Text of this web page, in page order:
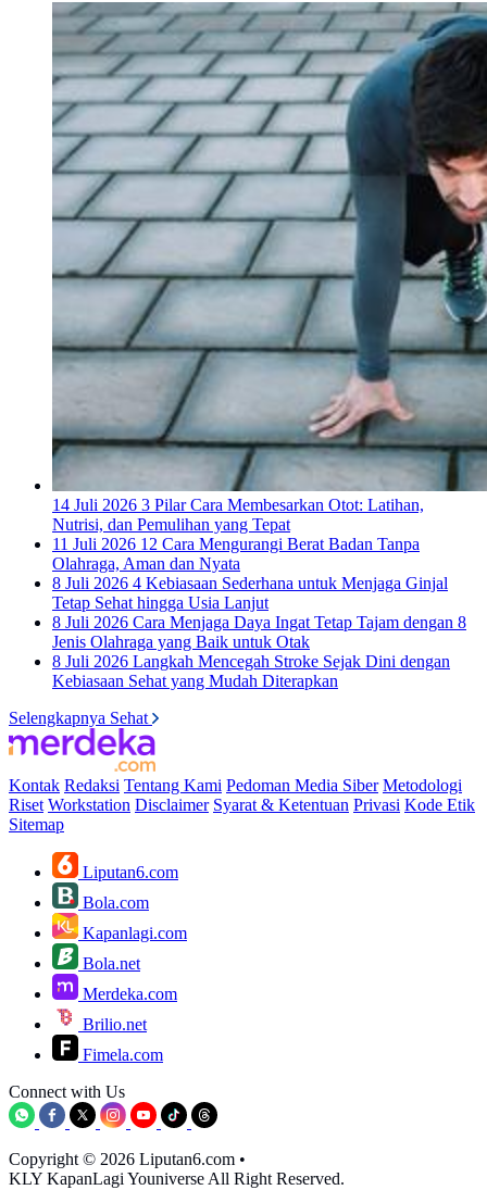
14 Juli 2026 3 Pilar Cara Membesarkan Otot: Latihan,
Nutrisi, dan Pemulihan yang Tepat
11 Juli 2026 12 Cara Mengurangi Berat Badan Tanpa
Olahraga, Aman dan Nyata
8 Juli 2026 4 Kebiasaan Sederhana untuk Menjaga Ginjal
Tetap Sehat hingga Usia Lanjut
8 Juli 2026 Cara Menjaga Daya Ingat Tetap Tajam dengan 8
Jenis Olahraga yang Baik untuk Otak
8 Juli 2026 Langkah Mencegah Stroke Sejak Dini dengan
Kebiasaan Sehat yang Mudah Diterapkan
Selengkapnya Sehat
Kontak Redaksi Tentang Kami Pedoman Media Siber Metodologi
Riset Workstation Disclaimer Syarat & Ketentuan Privasi Kode Etik
Sitemap
Liputan6.com
Bola.com
Kapanlagi.com
Bola.net
Merdeka.com
Brilio.net
Fimela.com
Connect with Us
Copyright © 2026 Liputan6.com •
KLY KapanLagi Youniverse All Right Reserved.